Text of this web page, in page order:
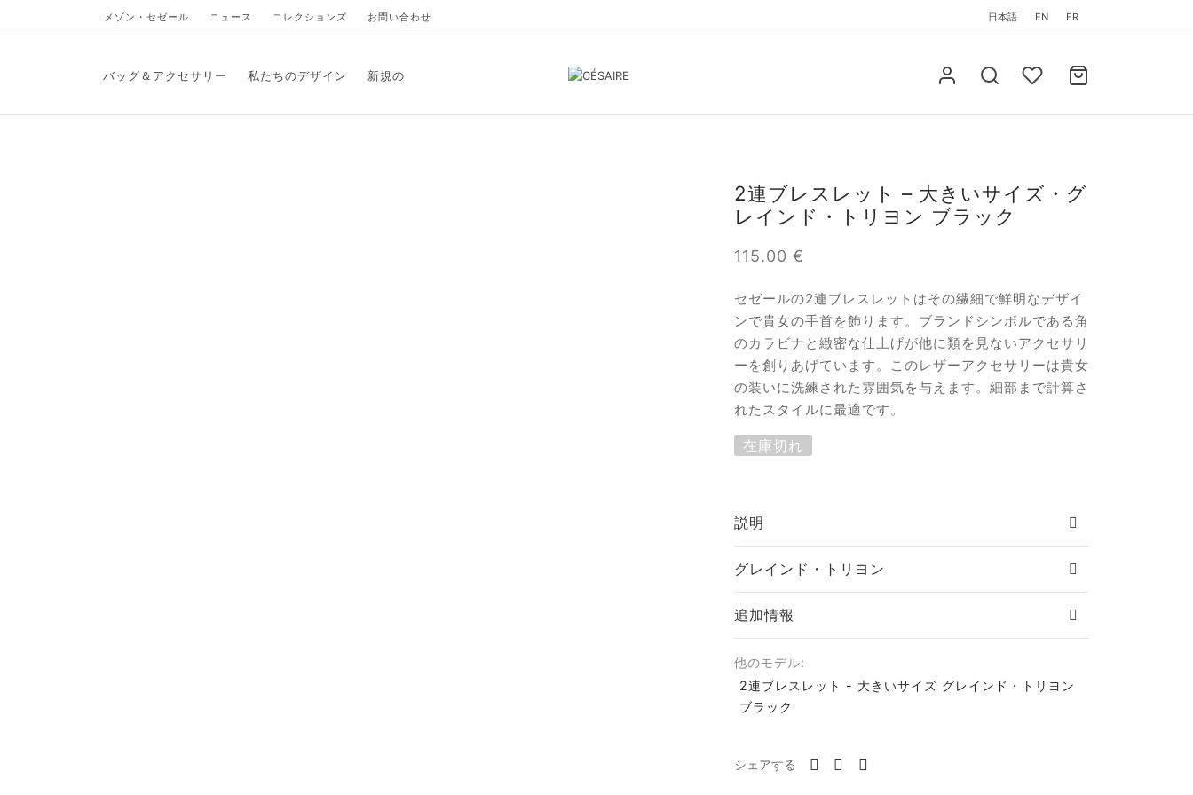
メゾン・セゼール ニュース コレクションズ お問い合わせ 日本語 EN FR
バッグ＆アクセサリー 私たちのデザイン 新規の
2連ブレスレット – 大きいサイズ・グ
レインド・トリヨン ブラック
115.00 €
セゼールの2連ブレスレットはその繊細で鮮明なデザイ
ンで貴女の手首を飾ります。ブランドシンボルである角
のカラビナと緻密な仕上げが他に類を見ないアクセサリ
ーを創りあげています。このレザーアクセサリーは貴女
の装いに洗練された雰囲気を与えます。細部まで計算さ
れたスタイルに最適です。
在庫切れ
説明
グレインド・トリヨン
追加情報
他のモデル:
2連ブレスレット - 大きいサイズ グレインド・トリヨン
ブラック
シェアする